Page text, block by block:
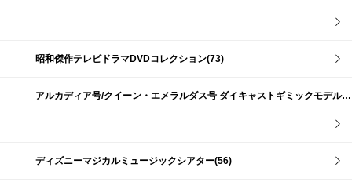
昭和傑作テレビドラマDVDコレクション(73)
アルカディア号/クイーン・エメラルダス号 ダイキャストギミックモデルをつくる(159)
ディズニーマジカルミュージックシアター(56)